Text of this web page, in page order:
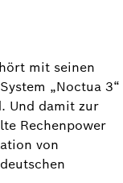
mit seinen
„Noctua 3“
Und damit zur
Rechenpower
von